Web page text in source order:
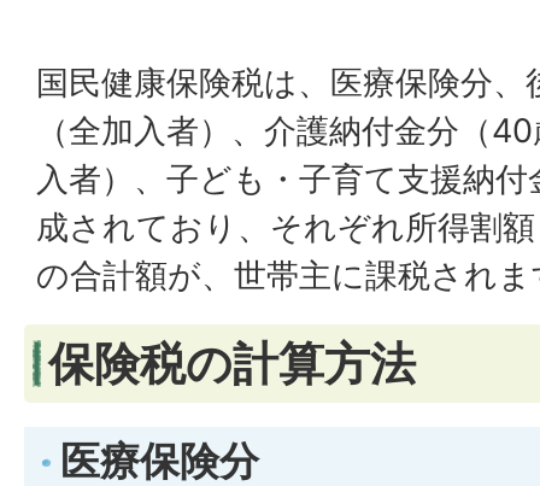
国民健康保険税は、医療保険分
（全加入者）、介護納付金分（
入者）、子ども・子育て支援納
成されており、それぞれ所得割
の合計額が、世帯主に課税され
保険税の計算方法
医療保険分